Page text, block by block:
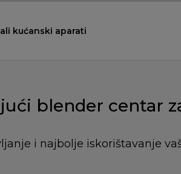
kućanski aparati
blender centar
i najbolje iskorištavanje